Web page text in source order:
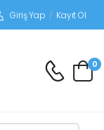
gönderilir.
Giriş Yap / Kayıt Ol
0